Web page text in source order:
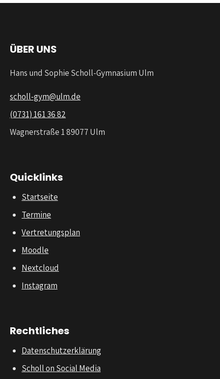
ÜBER UNS
Hans und Sophie Scholl-Gymnasium Ulm
scholl-gym@ulm.de
(0731) 161 36 82
Wagnerstraße 1 89077 Ulm
Quicklinks
Startseite
Termine
Vertretungsplan
Moodle
Nextcloud
Instagram
Rechtliches
Datenschutzerklärung
Scholl on Social Media